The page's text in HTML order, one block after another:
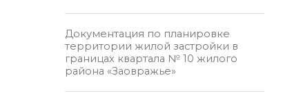
Документация по планировке
территории жилой застройки в
границах квартала № 10 жилого
района «Заовражье»